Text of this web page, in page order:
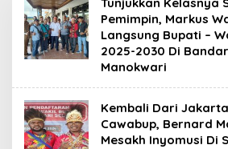
Tunjukkan Kelasnya
Pemimpin, Markus
Langsung Bupati –
2025-2030 Di
Manokwari
Kembali Dari
Cawabup, Bernard
Mesakh Inyomusi Di